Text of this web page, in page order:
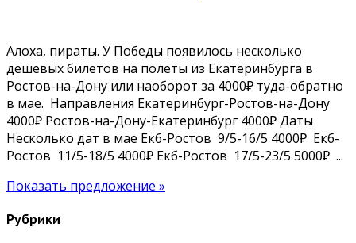
Алоха, пираты. У Победы появилось несколько
дешевых билетов на полеты из Екатеринбурга в
Ростов-на-Дону или наоборот за 4000₽ туда-обратно
в мае. Направления Екатеринбург-Ростов-на-Дону
4000₽ Ростов-на-Дону-Екатеринбург 4000₽ Даты
Несколько дат в мае Екб-Ростов 9/5-16/5 4000₽ Екб-
Ростов 11/5-18/5 4000₽ Екб-Ростов 17/5-23/5 5000₽ ...
Показать предложение »
Рубрики